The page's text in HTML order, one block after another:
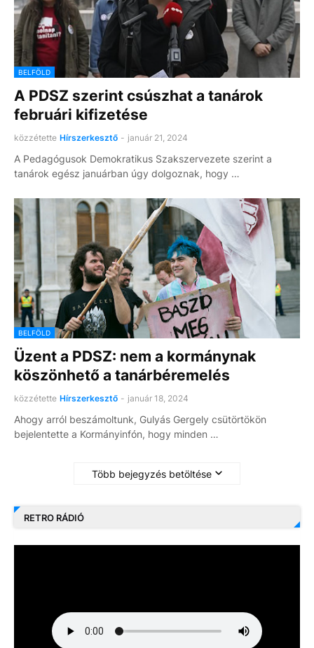
BELFÖLD
A PDSZ szerint csúszhat a tanárok
februári kifizetése
közzétette Hírszerkesztő - január 21, 2024
A Pedagógusok Demokratikus Szakszervezete szerint a
tanárok egész januárban úgy dolgoznak, hogy …
BELFÖLD
Üzent a PDSZ: nem a kormánynak
köszönhető a tanárbéremelés
közzétette Hírszerkesztő - január 18, 2024
Ahogy arról beszámoltunk, Gulyás Gergely csütörtökön
bejelentette a Kormányinfón, hogy minden …
Több bejegyzés betöltése
RETRO RÁDIÓ